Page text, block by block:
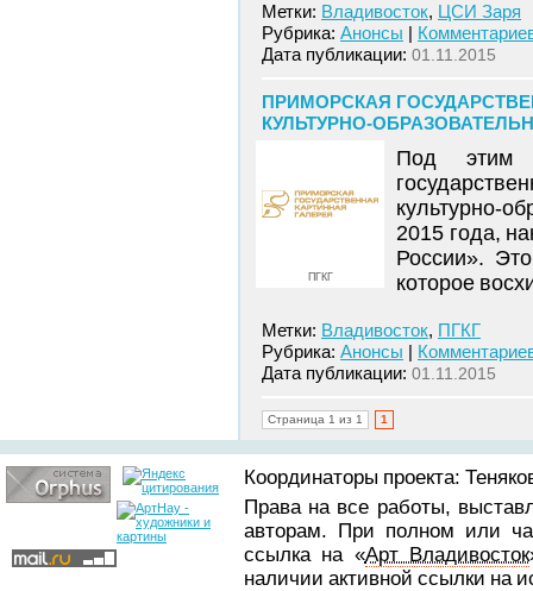
Метки: Владивосток, ЦСИ Заря
Рубрика: Анонсы |
Дата публикации: 01.11.2015
ПРИМОРСКАЯ
КУЛЬТУРНО-
ПГКГ
Под этим
культурно-
2015 года,
России».
которое
Метки: Владивосток, ПГКГ
Рубрика: Анонсы |
Дата публикации: 01.11.2015
Страница 1 из 1 1
Координаторы проекта:
Права на все работы,
авторам. При полном или
ссылка на «Арт Владивосток
наличии активной ссылки на